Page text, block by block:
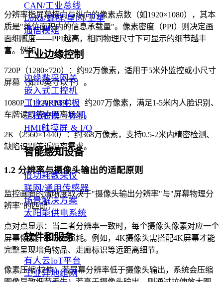
CAN/工业总线
LoRa/蜂群/星闪/卫星
通信模组
工业边缘控制
边缘数采网关
嵌入式工控机
工业ARM主板
工控触摸一体机
HMI触摸屏 & I/O
智能感知设备
低功耗数采仪
联网/通用传感器
场景解决方案
太阳能供电系统
软件和服务
有人云loT平台
工业异地组网
分辨率指屏幕横向与纵向的像素点数（如1920×1080），其本
质是"单位面积内的信息承载量"。像素密度（PPI）则决定画
面细腻度——PPI越高，相同物理尺寸下可显示的细节越丰
富。例如：
720P（1280×720）：约92万像素，适用于5米外监控或小尺寸
屏幕（如10英寸以下）。
1080P（1920×1080）：约207万像素，满足1-5米内人脸识别、
车牌读取等中距离场景。
2K（2560×1440）：约368万像素，支持0.5-2米内精密检测、
缺陷识别等近距离需求。
1.2 分辨率与摄像头输出的适配原则
监控画面的清晰度取决于"摄像头输出分辨率"与"屏幕物理分
辨率"的匹配：
点对点显示：当二者分辨率一致时，每个摄像头像素对应一个
屏幕像素，细节无损耗。例如，4K摄像头需搭配4K屏幕才能
完整呈现墙角物品、走廊标识等远距离细节。
像素压缩/拉伸：若屏幕分辨率低于摄像头输出，系统会压缩